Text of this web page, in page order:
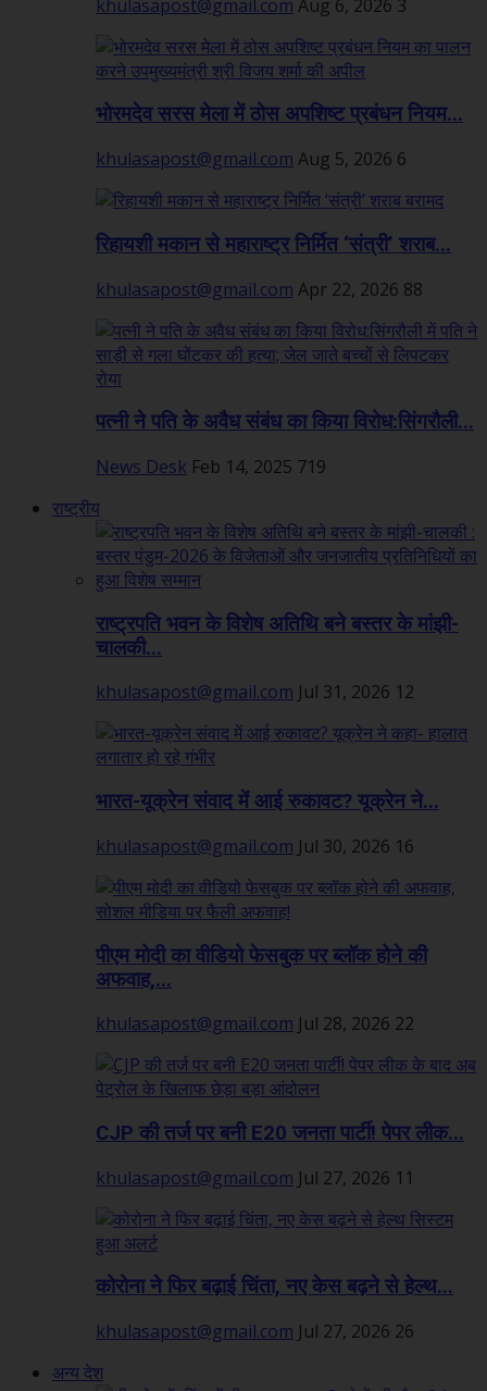
khulasapost@gmail.com Aug 6, 2026 3
भोरमदेव सरस मेला में ठोस अपशिष्ट प्रबंधन नियम...
khulasapost@gmail.com Aug 5, 2026 6
रिहायशी मकान से महाराष्ट्र निर्मित ‘संत्री’ शराब...
khulasapost@gmail.com Apr 22, 2026 88
पत्नी ने पति के अवैध संबंध का किया विरोध:सिंगरौली...
News Desk Feb 14, 2025 719
राष्ट्रीय
राष्ट्रपति भवन के विशेष अतिथि बने बस्तर के मांझी-
चालकी...
khulasapost@gmail.com Jul 31, 2026 12
भारत-यूक्रेन संवाद में आई रुकावट? यूक्रेन ने...
khulasapost@gmail.com Jul 30, 2026 16
पीएम मोदी का वीडियो फेसबुक पर ब्लॉक होने की
अफवाह,...
khulasapost@gmail.com Jul 28, 2026 22
CJP की तर्ज पर बनी E20 जनता पार्टी! पेपर लीक...
khulasapost@gmail.com Jul 27, 2026 11
कोरोना ने फिर बढ़ाई चिंता, नए केस बढ़ने से हेल्थ...
khulasapost@gmail.com Jul 27, 2026 26
अन्य देश